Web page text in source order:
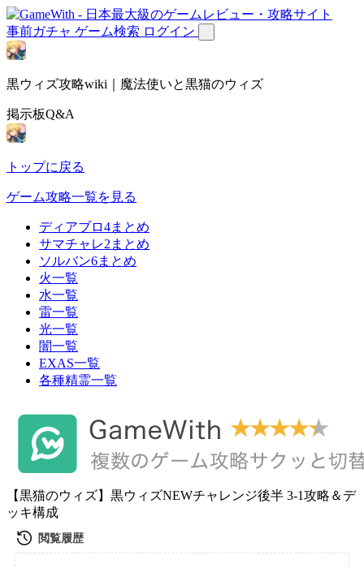
事前ガチャ ゲーム検索 ログイン
黒ウィズ攻略wiki｜魔法使いと黒猫のウィズ
掲示板Q&A
トップに戻る
ゲーム攻略一覧を見る
ディアブロ4まとめ
サマチャレ2まとめ
ソルバン6まとめ
火一覧
水一覧
雷一覧
光一覧
闇一覧
EXAS一覧
各種精霊一覧
【黒猫のウィズ】黒ウィズNEWチャレンジ後半 3-1攻略＆デ
ッキ構成